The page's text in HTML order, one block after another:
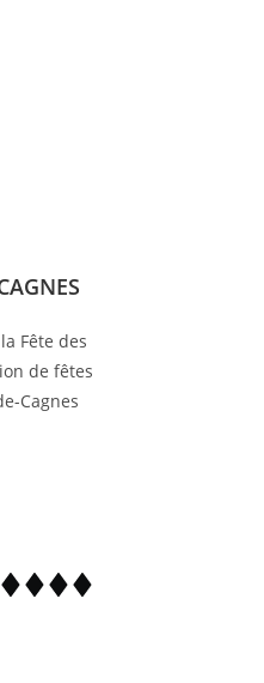
Fête des
de fêtes
Cagnes